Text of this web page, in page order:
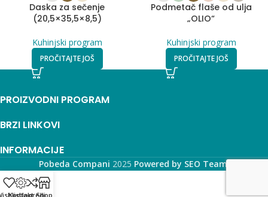
Daska za sečenje
(20,5×35,5×8,5)
Kuhinjski program
PROČITAJTE JOŠ
Podmetač flaše od ulja
„OLIO“
Kuhinjski program
PROČITAJTE JOŠ
PROIZVODNI PROGRAM
BRZI LINKOVI
INFORMACIJE
Pobeda Compani 2025 Powered by SEO Team
Kontakt
Uporedi
Shop